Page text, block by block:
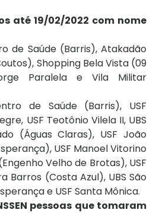
até 19/02/2022 com nome
de Saúde (Barris), Atakadão
Shopping Bela Vista (09
Paralela e Vila Militar
de Saúde (Barris), USF
USF Teotônio Vilela II, UBS
(Águas Claras), USF João
USF Manoel Vitorino
Velho de Brotas), USF
Barros (Costa Azul), UBS São
e USF Santa Mônica.
pessoas que tomaram